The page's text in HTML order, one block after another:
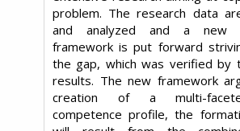
problem. The research data
and analyzed and a new
framework is put forward
the gap, which was verified by
results. The new framework
creation of a multi-
competence profile, the